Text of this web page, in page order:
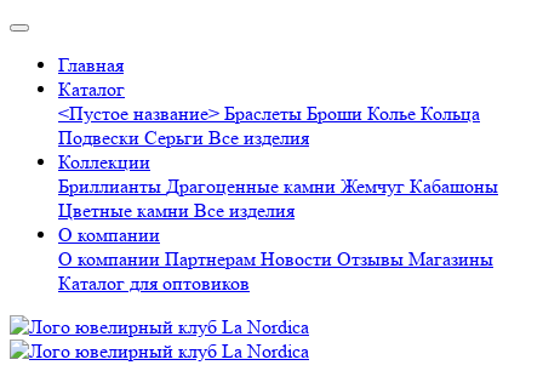
Главная
Каталог
<Пустое название> Браслеты Броши Колье Кольца
Подвески Серьги Все изделия
Коллекции
Бриллианты Драгоценные камни Жемчуг Кабашоны
Цветные камни Все изделия
О компании
О компании Партнерам Новости Отзывы Магазины
Каталог для оптовиков